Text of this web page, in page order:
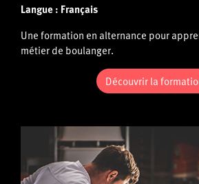
Langue : Français
Une formation en alternance pour
métier de boulanger.
Découvrir la